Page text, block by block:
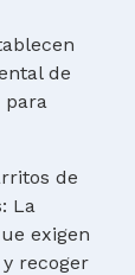
de
para
de
La
exigen
recoger